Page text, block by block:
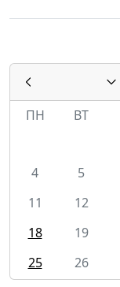
ПН
ВТ
4
5
11
12
18
19
25
26